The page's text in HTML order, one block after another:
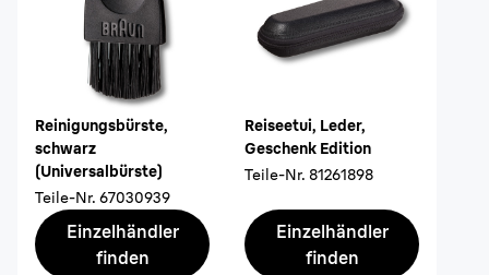
Reinigungsbürste,
schwarz
(Universalbürste)
Teile-Nr. 67030939
Einzelhändler
finden
Reiseetui, Leder,
Geschenk Edition
Teile-Nr. 81261898
Einzelhändler
finden